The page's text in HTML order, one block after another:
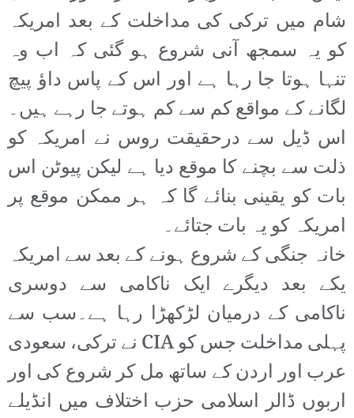
شام میں ترکی کی مداخلت کے بعد امریکہ
کو یہ سمجھ آنی شروع ہو گئی کہ اب وہ
تنہا ہوتا جا رہا ہے اور اس کے پاس داؤ پیچ
لگانے کے مواقع کم سے کم ہوتے جا رہے ہیں۔
اس ڈیل سے درحقیقت روس نے امریکہ کو
ذلت سے بچنے کا موقع دیا ہے لیکن پیوٹن اس
بات کو یقینی بنائے گا کہ ہر ممکن موقع پر
امریکہ کو یہ بات جتائے۔
خانہ جنگی کے شروع ہونے کے بعد سے امریکہ
یکے بعد دیگرے ایک ناکامی سے دوسری
ناکامی کے درمیان لڑکھڑا رہا ہے۔سب سے
پہلی مداخلت جس کو CIA نے ترکی، سعودی
عرب اور اردن کے ساتھ مل کر شروع کی اور
اربوں ڈالر اسلامی حزب اختلاف میں انڈیلے